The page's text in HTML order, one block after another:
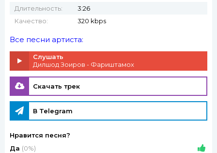
Длительность:
3:26
Качество:
320 kbps
Все песни артиста:
Слушать
Дилшод Зоиров - Фариштамох
Скачать трек
В Telegram
Нравится песня?
Да (0%)